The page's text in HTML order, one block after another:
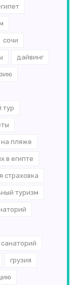
сочи
дайвинг
тур
пляже
в египте
страховка
туризм
санаторий
грузия